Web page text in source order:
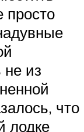
просто
не из
что
лодке